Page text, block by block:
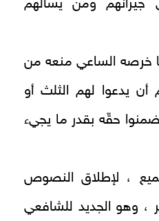
جيرانهم ومن يسألهم
خرصه الساعي منعه من
يدعوا لهم الثلث أو
حقّه بقدر ما يجي‌ء
، لإطلاق النصوص
، وهو الجديد للشافعي